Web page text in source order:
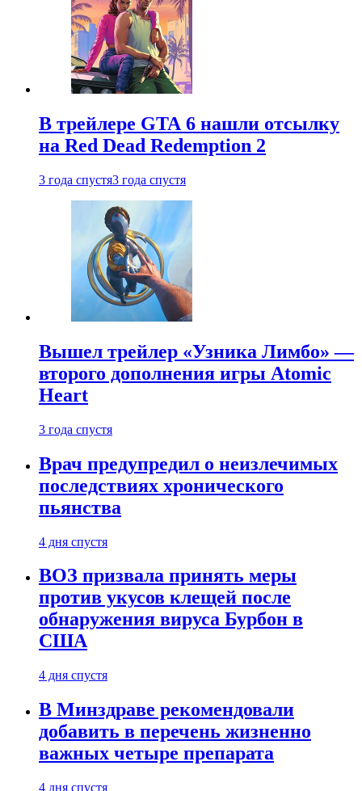
В трейлере GTA 6 нашли отсылку
на Red Dead Redemption 2
3 года спустя3 года спустя
Вышел трейлер «Узника Лимбо» —
второго дополнения игры Atomic
Heart
3 года спустя
Врач предупредил о неизлечимых
последствиях хронического
пьянства
4 дня спустя
ВОЗ призвала принять меры
против укусов клещей после
обнаружения вируса Бурбон в
США
4 дня спустя
В Минздраве рекомендовали
добавить в перечень жизненно
важных четыре препарата
4 дня спустя